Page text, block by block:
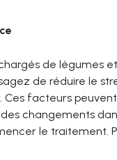
de légumes
de réduire le
Ces facteurs
changements
le traitement.